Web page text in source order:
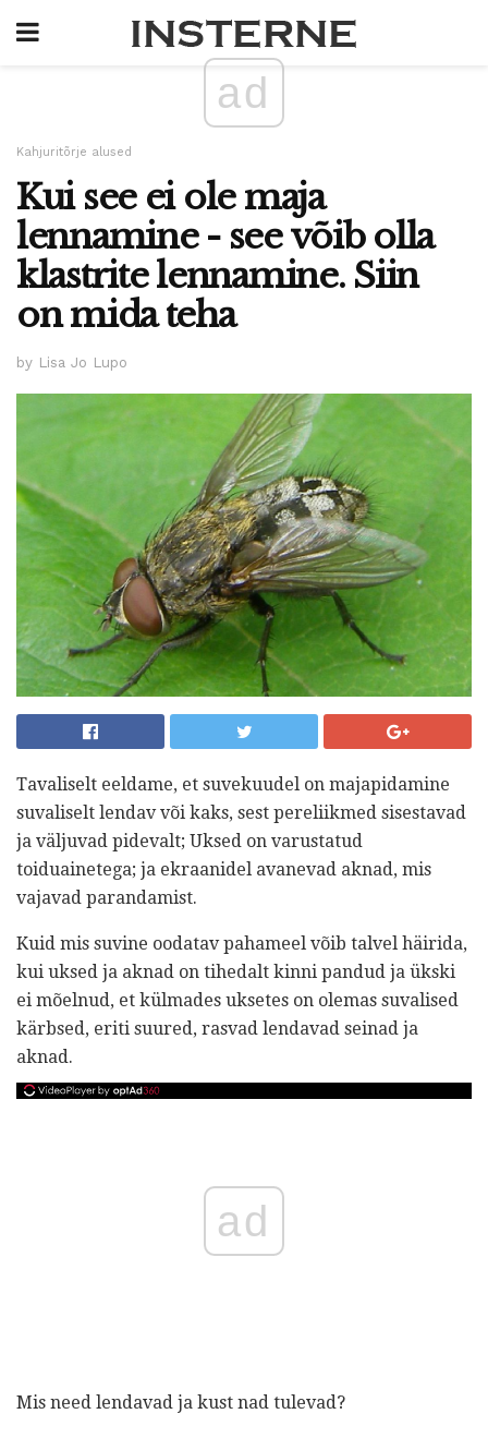
ad
Kahjuritõrje alused
Kui see ei ole maja
lennamine - see võib olla
klastrite lennamine. Siin
on mida teha
by Lisa Jo Lupo
Tavaliselt eeldame, et suvekuudel on majapidamine
suvaliselt lendav või kaks, sest pereliikmed sisestavad
ja väljuvad pidevalt; Uksed on varustatud
toiduainetega; ja ekraanidel avanevad aknad, mis
vajavad parandamist.
Kuid mis suvine oodatav pahameel võib talvel häirida,
kui uksed ja aknad on tihedalt kinni pandud ja ükski
ei mõelnud, et külmades uksetes on olemas suvalised
kärbsed, eriti suured, rasvad lendavad seinad ja
aknad.
ad
Mis need lendavad ja kust nad tulevad?